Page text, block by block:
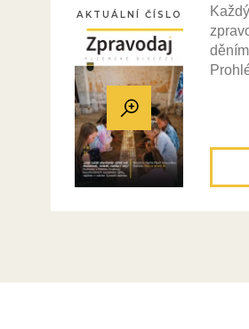
AKTUÁLNÍ ČÍSLO